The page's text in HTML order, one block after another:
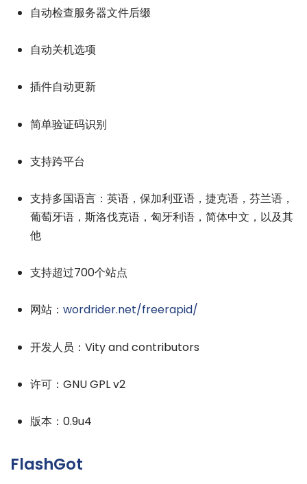
自动检查服务器文件后缀
自动关机选项
插件自动更新
简单验证码识别
支持跨平台
支持多国语言：英语，保加利亚语，捷克语，芬兰语，
葡萄牙语，斯洛伐克语，匈牙利语，简体中文，以及其
他
支持超过700个站点
网站： wordrider.net/freerapid/
开发人员：Vity and contributors
许可：GNU GPL v2
版本：0.9u4
FlashGot